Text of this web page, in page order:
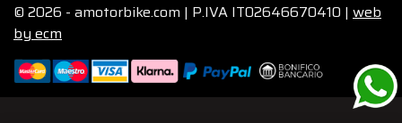
© 2026 - amotorbike.com | P.IVA IT02646670410 | web
byecm